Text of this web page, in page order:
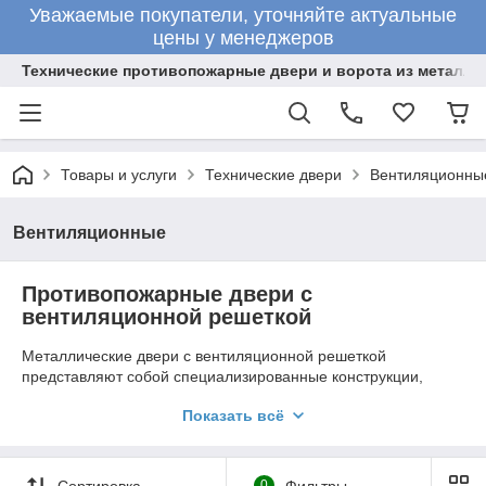
Уважаемые покупатели, уточняйте актуальные
цены у менеджеров
Технические противопожарные двери и ворота из металла
Товары и услуги Технические двери
Вентиляционные
Противопожарные двери с
вентиляционной решеткой
Металлические двери с вентиляционной решеткой
представляют собой специализированные конструкции,
требуется обеспечить эффективную циркуляцию воздуха.
промышленных и коммерческих объектах, таких как
котельные, серверные, склады, кассовые помещения и
Показать всё